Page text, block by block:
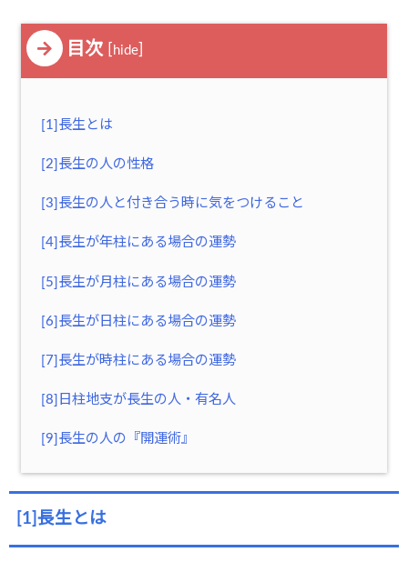
目次 hide
[1]長生とは
[2]長生の人の性格
[3]長生の人と付き合う時に気をつけること
[4]長生が年柱にある場合の運勢
[5]長生が月柱にある場合の運勢
[6]長生が日柱にある場合の運勢
[7]長生が時柱にある場合の運勢
[8]日柱地支が長生の人・有名人
[9]長生の人の『開運術』
[1]長生とは